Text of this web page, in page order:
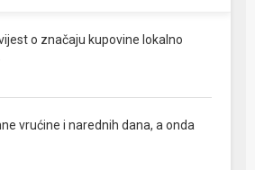
o značaju kupovine lokalno
vrućine i narednih dana, a onda